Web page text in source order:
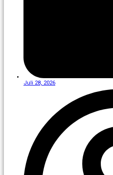
Juli 28, 2026